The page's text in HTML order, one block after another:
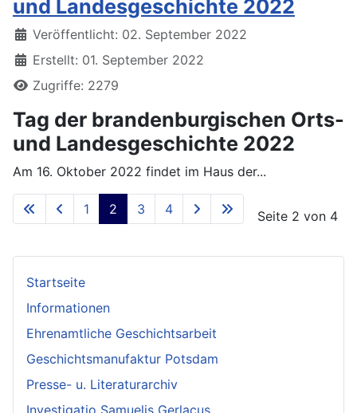
Startseite
Informationen
Ehrenamtliche Geschichtsarbeit
Geschichtsmanufaktur Potsdam
Presse- u. Literaturarchiv
und Landesgeschichte 2022
Details
Veröffentlicht: 02. September 2022
Erstellt: 01. September 2022
Zugriffe: 2279
Tag der brandenburgischen Orts-
und Landesgeschichte 2022
Am 16. Oktober 2022 findet im Haus der...
Seite 2 von 4
1 2 3 4